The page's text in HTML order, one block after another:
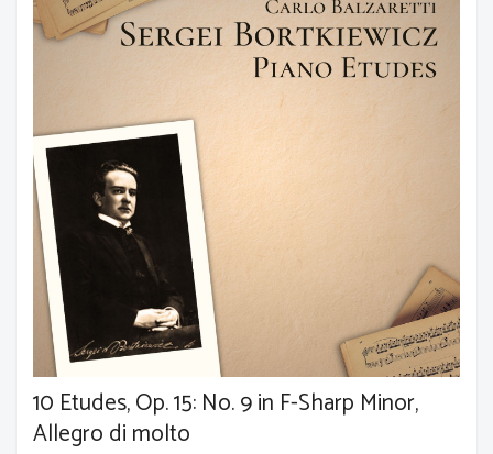
10 Etudes, Op. 15: No. 9 in F-Sharp Minor,
Allegro di molto